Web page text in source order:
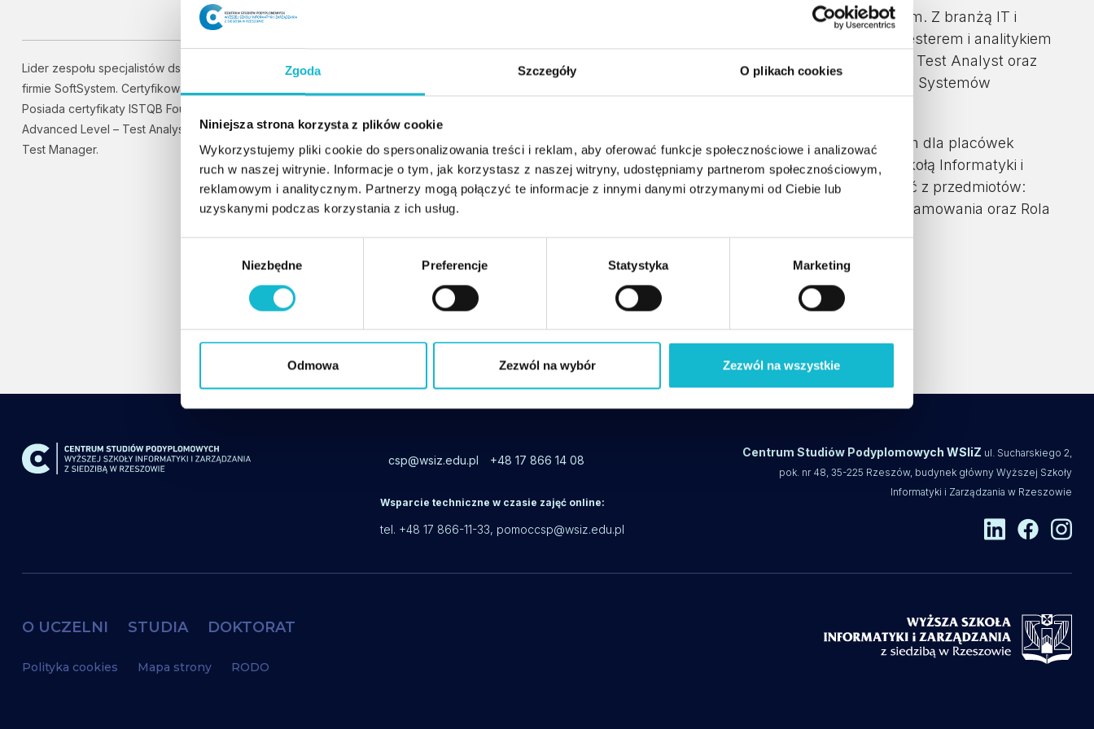
Zgoda Szczegóły O plikach cookies
Niniejsza strona korzysta z plików cookie
Wykorzystujemy pliki cookie do spersonalizowania treści i reklam, aby oferować funkcje społecznościowe i analizować
ruch w naszej witrynie. Informacje o tym, jak korzystasz z naszej witryny, udostępniamy partnerom społecznościowym,
reklamowym i analitycznym. Partnerzy mogą połączyć te informacje z innymi danymi otrzymanymi od Ciebie lub
uzyskanymi podczas korzystania z ich usług.
d
Niezbędne Preferencje Statystyka Marketing
Odmowa Zezwól na wybór Zezwól na wszystkie
Lider zespołu specjalistów ds. testowania oprogramowania w
firmie SoftSystem. Certyfikowany tester i analityk ISTQB®.
Posiada certyfikaty ISTQB Foundation Level, ISTQB
Advanced Level – Test Analyst oraz ISTQB Advanced Level –
Test Manager.
Lider zespołu specjalistów ds. testowania oprogramowania w firmie SoftSystem. Z branżą IT i
testowaniem oprogramowania związana od 2013 roku. Jest certyfikowanym testerem i analitykiem
ISTQB®. Posiada certyfikaty ISTQB Foundation Level, ISTQB Advanced Level – Test Analyst oraz
ISTQB Advanced Level – Test Manager wydane przez Stowarzyszenie Jakości Systemów
Zajmuje się weryfikacją i walidacją laboratoryjnych systemów informatycznych dla placówek
medycznych działających na całym świecie. Współpracuje także z Wyższą Szkołą Informatyki i
Zarządzania, łącząc wiedzę teoretyczną z praktyką podczas prowadzenia zajęć z przedmiotów:
Wprowadzenie do testowania oprogramowania, Planowanie testowania oprogramowania oraz Rola
Z tym wykładowcą spotkasz się między innymi na studiach:
Tester oprogramowania
csp@wsiz.edu.pl +48 17 866 14 08
Wsparcie techniczne w czasie zajęć online:
tel. +48 17 866-11-33, pomoccsp@wsiz.edu.pl
Centrum Studiów Podyplomowych WSIiZ ul. Sucharskiego 2,
pok. nr 48, 35-225 Rzeszów, budynek główny Wyższej Szkoły
Informatyki i Zarządzania w Rzeszowie
O UCZELNI STUDIA DOKTORAT
Polityka cookies Mapa strony RODO